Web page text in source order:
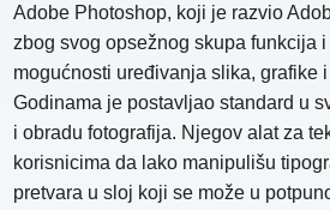
Adobe Photoshop, koji je razvio
zbog svog opsežnog skupa funkcija
mogućnosti uređivanja slika, grafike
Godinama je postavljao standard u
i obradu fotografija. Njegov alat za
korisnicima da lako manipulišu
pretvara u sloj koji se može u